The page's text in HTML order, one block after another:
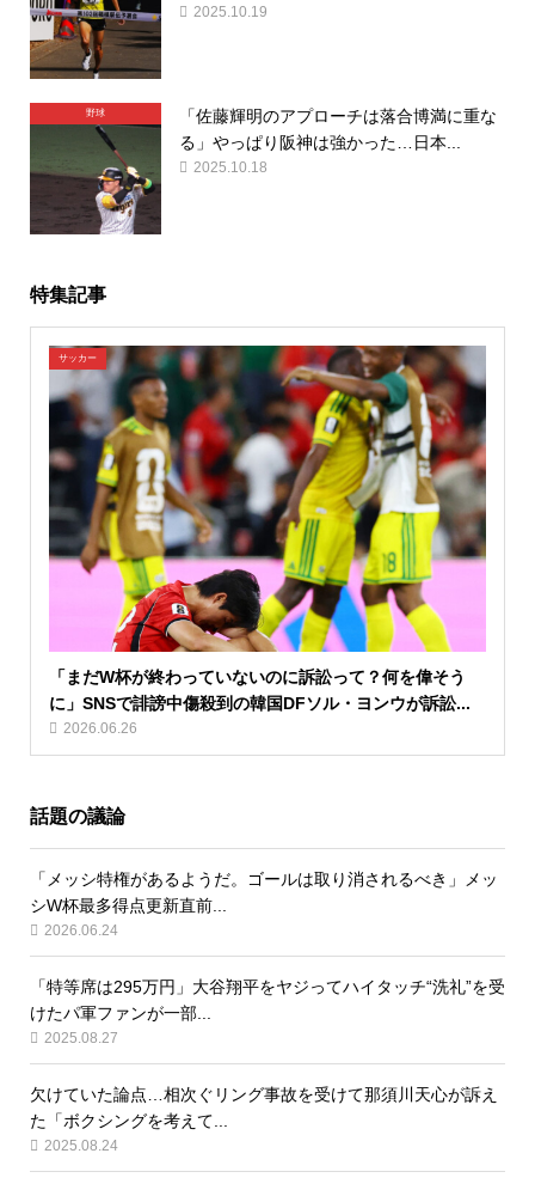
2025.10.19
野球
「佐藤輝明のアプローチは落合博満に重な
る」やっぱり阪神は強かった…日本...
2025.10.18
特集記事
サッカー
「まだW杯が終わっていないのに訴訟って？何を偉そう
に」SNSで誹謗中傷殺到の韓国DFソル・ヨンウが訴訟...
2026.06.26
話題の議論
「メッシ特権があるようだ。ゴールは取り消されるべき」メッ
シW杯最多得点更新直前...
2026.06.24
「特等席は295万円」大谷翔平をヤジってハイタッチ“洗礼”を受
けたパ軍ファンが一部...
2025.08.27
欠けていた論点…相次ぐリング事故を受けて那須川天心が訴え
た「ボクシングを考えて...
2025.08.24